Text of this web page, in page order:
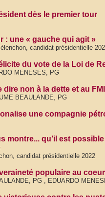
dès le premier tour
: une « gauche qui agit »
candidat présidentielle
du vote de la Loi de
MENESES, PG
non à la dette et au FMI
BEAULANDE, PG
une compagnie
montre... qu’il est
candidat présidentielle 2022
populaire au
PG , EDUARDO